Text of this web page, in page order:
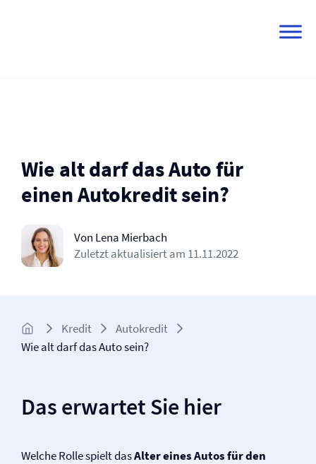
Wie alt darf das Auto für
einen Autokredit sein?
Von Lena Mierbach
Zuletzt aktualisiert am 11.11.2022
Kredit
Autokredit
Wie alt darf das Auto sein?
Das erwartet Sie hier
Welche Rolle spielt dasAlter eines Autos für den